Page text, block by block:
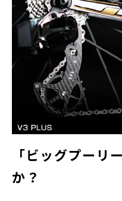
「ビッグプーリ
か？